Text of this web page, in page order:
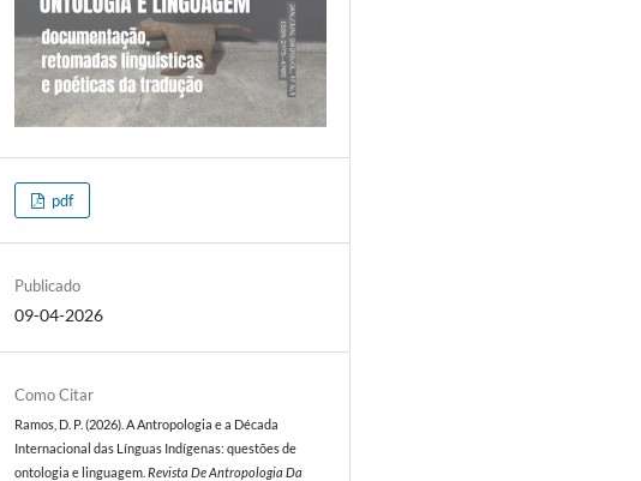
pdf
Publicado
09-04-2026
Como Citar
Ramos, D. P. (2026). A Antropologia e a Década
Internacional das Línguas Indígenas: questões de
ontologia e linguagem.Revista De Antropologia Da